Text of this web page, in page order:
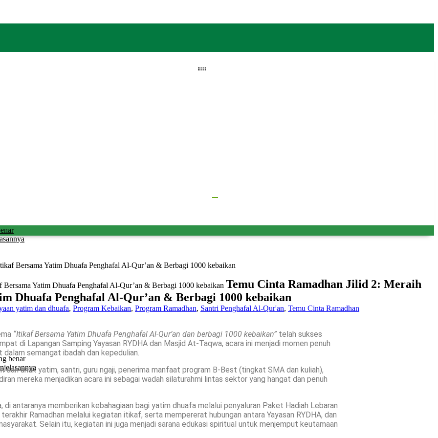
benar
Bersama Yatim Dhuafa Penghafal Al-Qur’an & Berbagi 1000 kebaikan
Temu Cinta Ramadhan Jilid 2: Meraih
Dhuafa Penghafal Al-Qur’an & Berbagi 1000 kebaikan
yatim dan dhuafa, Program Kebaikan, Program Ramadhan, Santri Penghafal Al-Qur'an, Temu Cinta Ramadhan
“Itikaf Bersama Yatim Dhuafa Penghafal Al-Qur’an dan berbagi 1000 kebaikan” telah sukses
di Lapangan Samping Yayasan RYDHA dan Masjid At-Taqwa, acara ini menjadi momen penuh
semangat ibadah dan kepedulian.
anak yatim, santri, guru ngaji, penerima manfaat program B-Best (tingkat SMA dan kuliah),
mereka menjadikan acara ini sebagai wadah silaturahmi lintas sektor yang hangat dan penuh
antaranya memberikan kebahagiaan bagi yatim dhuafa melalui penyaluran Paket Hadiah Lebaran
Ramadhan melalui kegiatan itikaf, serta mempererat hubungan antara Yayasan RYDHA, dan
Selain itu, kegiatan ini juga menjadi sarana edukasi spiritual untuk menjemput keutamaan